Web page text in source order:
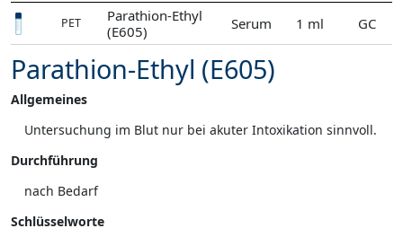
PET
Parathion-Ethyl
(E605)
Serum 1 ml GC
Parathion-Ethyl (E605)
Allgemeines
Untersuchung im Blut nur bei akuter Intoxikation sinnvoll.
Durchführung
nach Bedarf
Schlüsselworte